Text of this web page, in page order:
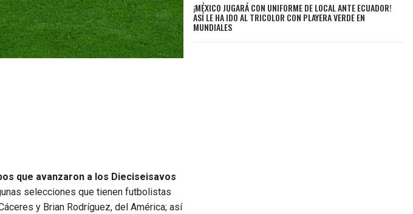
que avanzaron a los Dieciseisavos
selecciones que tienen futbolistas
y Brian Rodríguez, del América; así
¡MÉXICO JUGARÁ CON UNIFORME DE LOCAL ANTE ECUADOR!
ASÍ LE HA IDO AL TRICOLOR CON PLAYERA VERDE EN
MUNDIALES